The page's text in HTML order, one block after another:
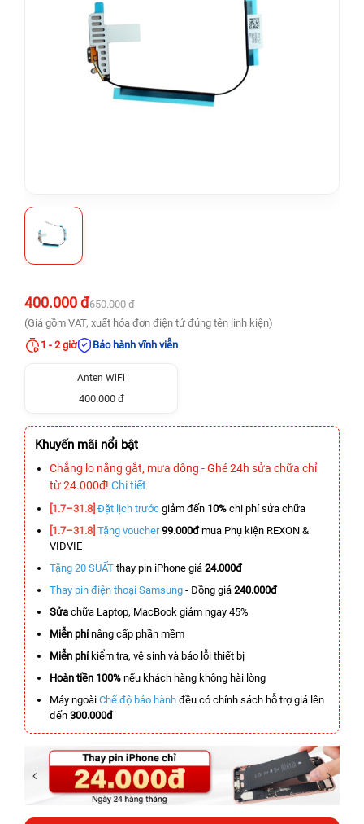
400.000 đ650.000 đ
(Giá gồm VAT, xuất hóa đơn điện tử đúng tên linh kiện)
1 - 2 giờ
Bảo hành vĩnh viễn
Anten WiFi
400.000 đ
Khuyến mãi nổi bật
Chẳng lo nắng gắt, mưa dông - Ghé 24h sửa chữa chỉ
từ 24.000đ! Chi tiết
[1.7–31.8] Đặt lịch trước giảm đến 10% chi phí sửa chữa
[1.7–31.8] Tặng voucher 99.000đmua Phụ kiện REXON &
VIDVIE
Tặng 20 SUẤT thay pin iPhone giá 24.000đ
Thay pin điện thoại Samsung - Đồng giá 240.000đ
Sửa chữa Laptop, MacBook giảm ngay 45%
Miễn phínâng cấp phần mềm
Miễn phíkiểm tra, vệ sinh và báo lỗi thiết bị
Hoàn tiền 100% nếu khách hàng không hài lòng
Máy ngoài Chế độ bảo hành đều có chính sách hỗ trợ giá lên
đến 300.000đ